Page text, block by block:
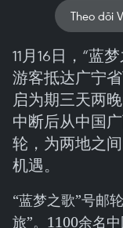
Theo dõi
11月16日，“蓝
游客抵达广宁
启为期三天两
中断后从中国
轮，为两地之
机遇。
“蓝梦之歌”号邮
旅”。1100余名